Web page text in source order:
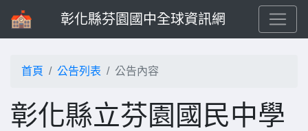
彰化縣芬園國中全球資訊網
首頁 公告列表 公告內容
彰化縣立芬園國民中學